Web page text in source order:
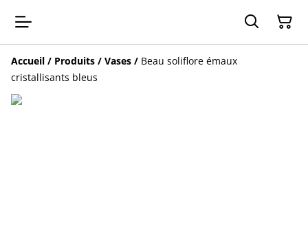
Accueil / Produits / Vases / Beau soliflore émaux
cristallisants bleus